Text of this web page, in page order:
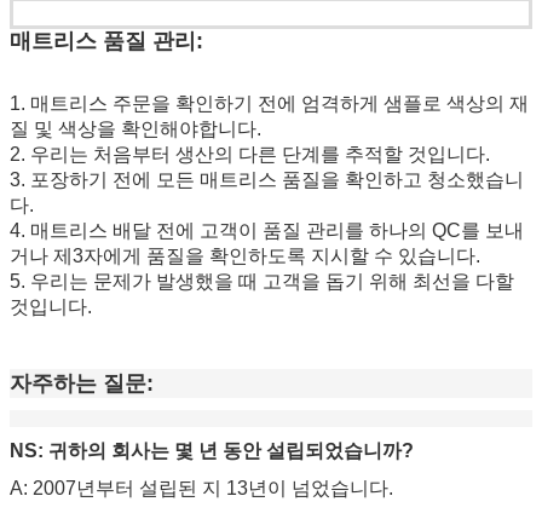
매트리스 품질 관리:
1. 매트리스 주문을 확인하기 전에 엄격하게 샘플로 색상의 재
질 및 색상을 확인해야합니다.
2. 우리는 처음부터 생산의 다른 단계를 추적할 것입니다.
3. 포장하기 전에 모든 매트리스 품질을 확인하고 청소했습니
다.
4. 매트리스 배달 전에 고객이 품질 관리를 하나의 QC를 보내
거나 제3자에게 품질을 확인하도록 지시할 수 있습니다.
5. 우리는 문제가 발생했을 때 고객을 돕기 위해 최선을 다할
것입니다.
자주하는 질문:
NS: 귀하의 회사는 몇 년 동안 설립되었습니까?
A: 2007년부터 설립된 지 13년이 넘었습니다.